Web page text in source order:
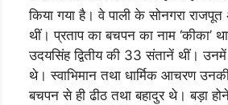
किया गया है। वे पाली के सोनगरा
थीं। प्रताप का बचपन का नाम ‘कीका’
उदयसिंह द्वितीय की 33 संतानें थीं।
थे। स्वाभिमान तथा धार्मिक आचरण
बचपन से ही ढीठ तथा बहादुर थे। बड़ा